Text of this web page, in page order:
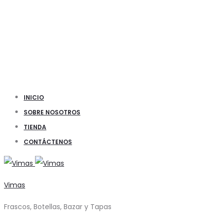
INICIO
SOBRE NOSOTROS
TIENDA
CONTÁCTENOS
Vimas
Frascos, Botellas, Bazar y Tapas